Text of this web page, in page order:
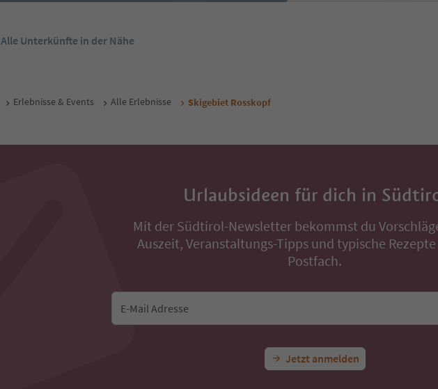
Alle Unterkünfte in der Nähe
Erlebnisse & Events Alle Erlebnisse Skigebiet Rosskopf
Urlaubsideen für dich in
Mit der Südtirol-Newsletter bekommst du
Auszeit, Veranstaltungs-Tipps und typische
Postfach.
E-Mail Adresse
Jetzt anmelden